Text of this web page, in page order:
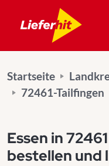
Startseite
72461-Tailfingen
Essen in
bestellen und